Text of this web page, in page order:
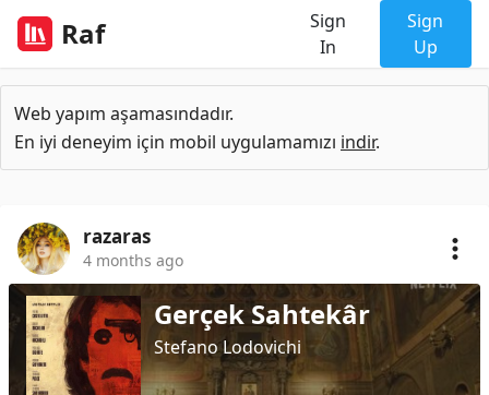
Raf
Sign
In
Sign
Up
Web yapım aşamasındadır.
En iyi deneyim için mobil uygulamamızı indir.
razaras
4 months ago
Gerçek Sahtekâr
Stefano Lodovichi